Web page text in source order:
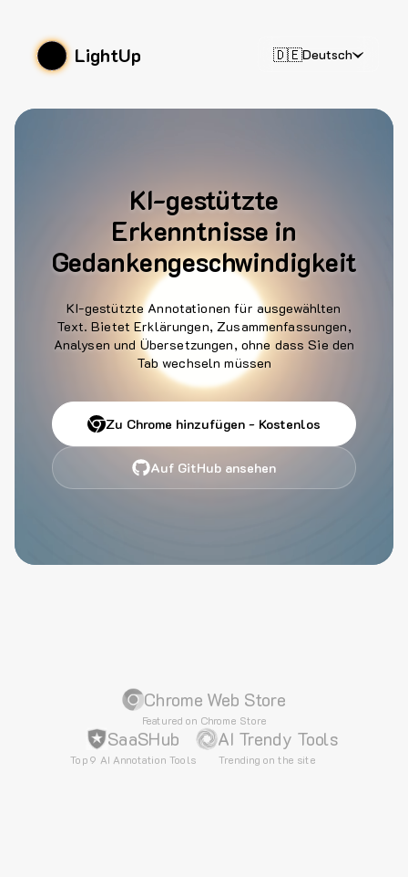
LightUp 🇩🇪Deutsch
KI-gestützte
Erkenntnisse in
Gedankengeschwindigkeit
KI-gestützte Annotationen für ausgewählten
Text. Bietet Erklärungen, Zusammenfassungen,
Analysen und Übersetzungen, ohne dass Sie den
Tab wechseln müssen
Zu Chrome hinzufügen - Kostenlos
Auf GitHub ansehen
Chrome Web Store
Featured on Chrome Store
SaaSHub
Top 9 AI Annotation Tools
AI Trendy Tools
Trending on the site